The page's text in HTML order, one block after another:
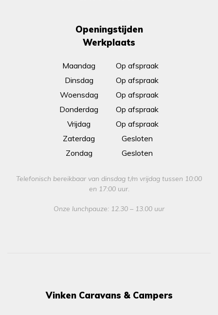
Openingstijden
Werkplaats
Maandag
Dinsdag
Woensdag
Donderdag
Vrijdag
Zaterdag
Zondag
Op afspraak
Op afspraak
Op afspraak
Op afspraak
Op afspraak
Gesloten
Gesloten
Telefonisch bereikbaar van dinsdag t/m vrijdag tussen 10:00
en 17:00 uur.
Onze lunchpauze: 12.30 – 13.00 uur
Vinken Caravans & Campers